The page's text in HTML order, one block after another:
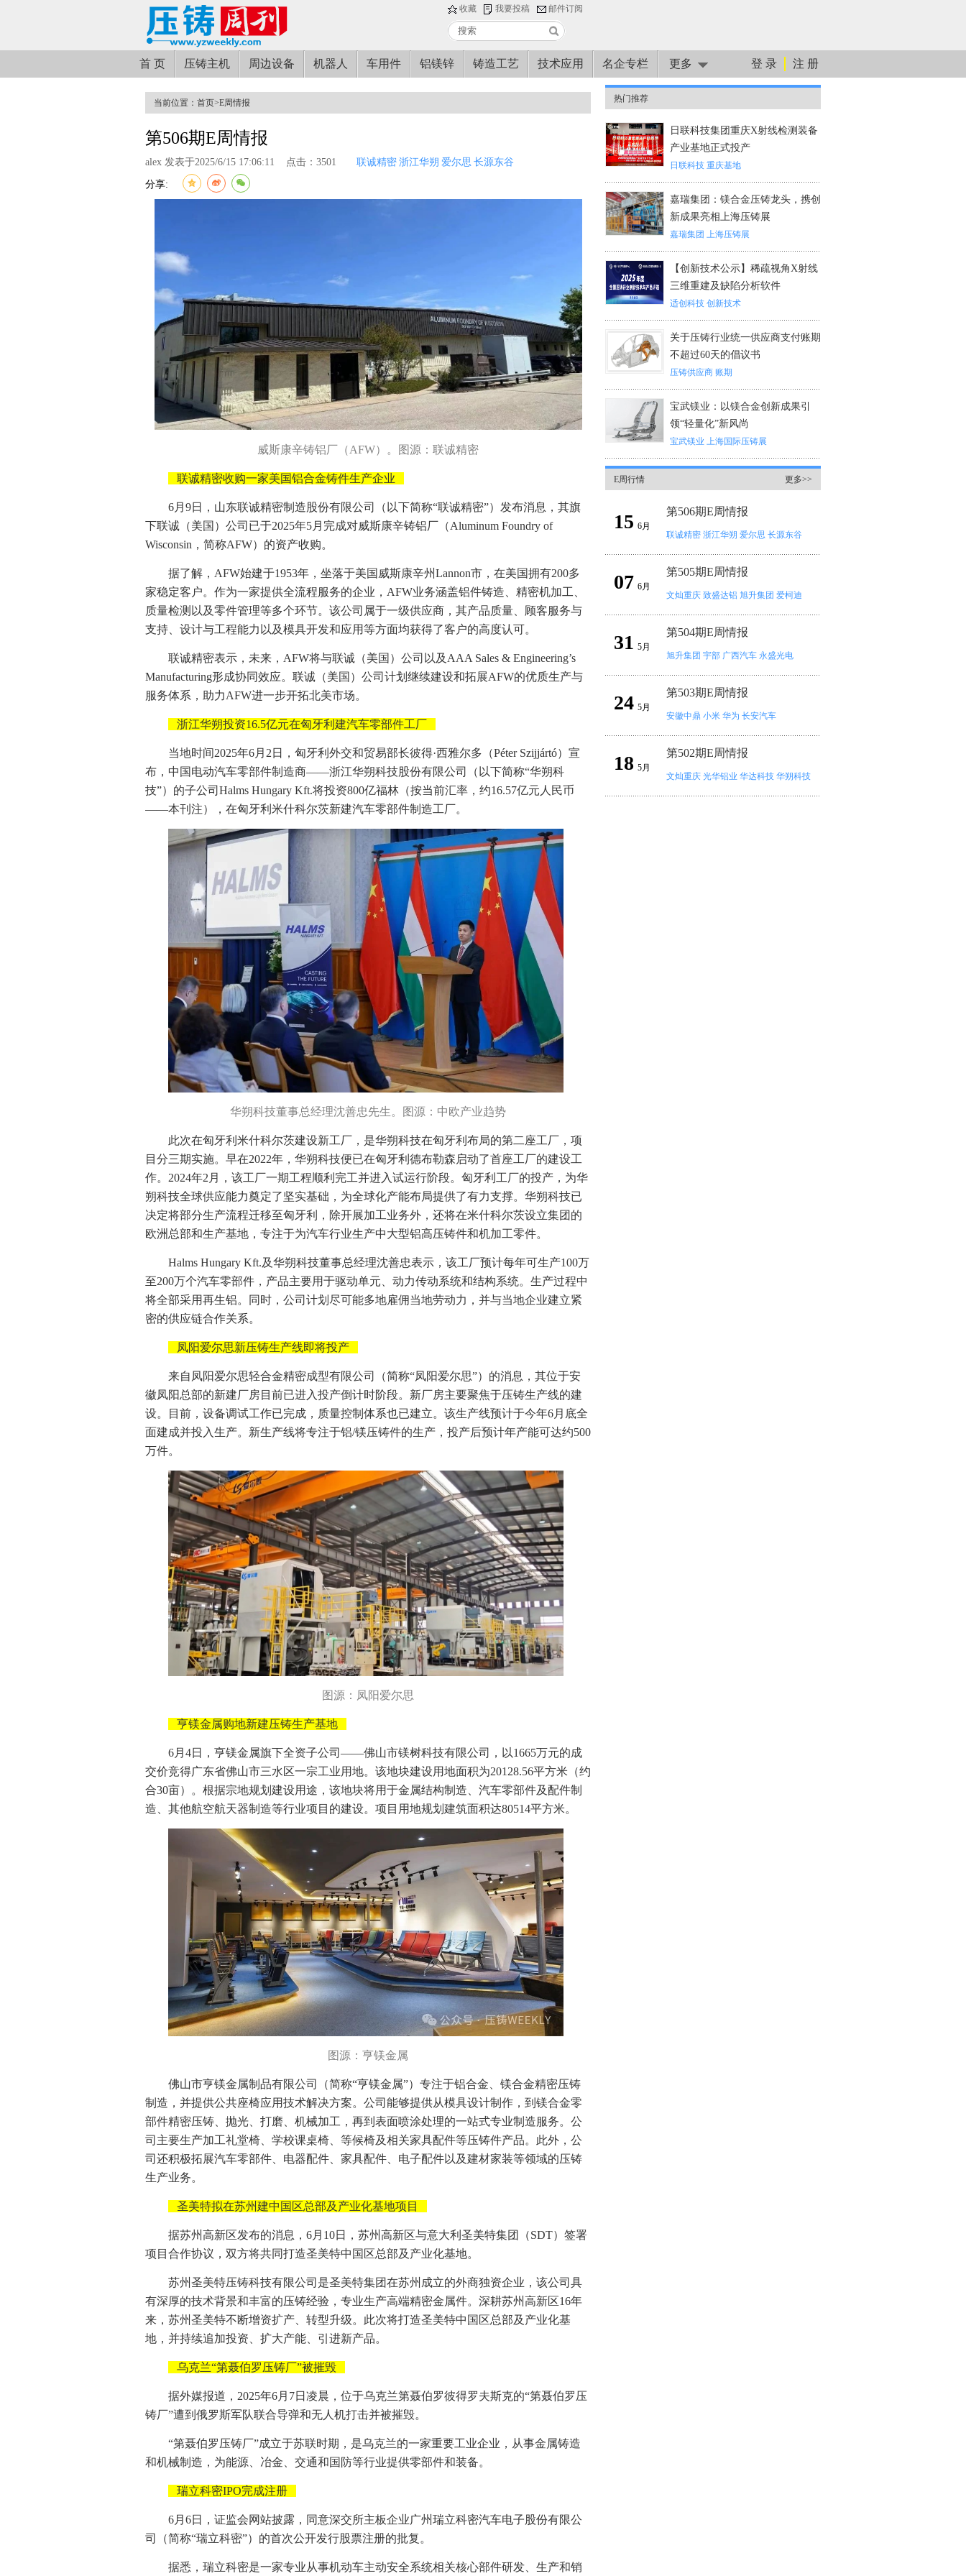
收藏 我要投稿 邮件订阅
首 页 压铸主机 周边设备 机器人 车用件 铝镁锌 铸造工艺 技术应用 名企专栏 更多 登 录 注 册
当前位置： 首页>E周情报
第506期E周情报
alex 发表于2025/6/15 17:06:11 点击：3501 联诚精密 浙江华朔 爱尔思 长源东谷
分享:
威斯康辛铸铝厂（AFW）。图源：联诚精密
联诚精密收购一家美国铝合金铸件生产企业
6月9日，山东联诚精密制造股份有限公司（以下简称“联诚精密”）发布消息，其旗
下联诚（美国）公司已于2025年5月完成对威斯康辛铸铝厂（Aluminum Foundry of
Wisconsin，简称AFW）的资产收购。
据了解，AFW始建于1953年，坐落于美国威斯康辛州Lannon市，在美国拥有200多
家稳定客户。作为一家提供全流程服务的企业，AFW业务涵盖铝件铸造、精密机加工、
质量检测以及零件管理等多个环节。该公司属于一级供应商，其产品质量、顾客服务与
支持、设计与工程能力以及模具开发和应用等方面均获得了客户的高度认可。
联诚精密表示，未来，AFW将与联诚（美国）公司以及AAA Sales & Engineering’s
Manufacturing形成协同效应。联诚（美国）公司计划继续建设和拓展AFW的优质生产与
服务体系，助力AFW进一步开拓北美市场。
浙江华朔投资16.5亿元在匈牙利建汽车零部件工厂
当地时间2025年6月2日，匈牙利外交和贸易部长彼得·西雅尔多（Péter Szijjártó）宣
布，中国电动汽车零部件制造商——浙江华朔科技股份有限公司（以下简称“华朔科
技”）的子公司Halms Hungary Kft.将投资800亿福林（按当前汇率，约16.57亿元人民币
——本刊注），在匈牙利米什科尔茨新建汽车零部件制造工厂。
华朔科技董事总经理沈善忠先生。图源：中欧产业趋势
此次在匈牙利米什科尔茨建设新工厂，是华朔科技在匈牙利布局的第二座工厂，项
目分三期实施。早在2022年，华朔科技便已在匈牙利德布勒森启动了首座工厂的建设工
作。2024年2月，该工厂一期工程顺利完工并进入试运行阶段。匈牙利工厂的投产，为华
朔科技全球供应能力奠定了坚实基础，为全球化产能布局提供了有力支撑。华朔科技已
决定将部分生产流程迁移至匈牙利，除开展加工业务外，还将在米什科尔茨设立集团的
欧洲总部和生产基地，专注于为汽车行业生产中大型铝高压铸件和机加工零件。
Halms Hungary Kft.及华朔科技董事总经理沈善忠表示，该工厂预计每年可生产100万
至200万个汽车零部件，产品主要用于驱动单元、动力传动系统和结构系统。生产过程中
将全部采用再生铝。同时，公司计划尽可能多地雇佣当地劳动力，并与当地企业建立紧
密的供应链合作关系。
凤阳爱尔思新压铸生产线即将投产
来自凤阳爱尔思轻合金精密成型有限公司（简称“凤阳爱尔思”）的消息，其位于安
徽凤阳总部的新建厂房目前已进入投产倒计时阶段。新厂房主要聚焦于压铸生产线的建
设。目前，设备调试工作已完成，质量控制体系也已建立。该生产线预计于今年6月底全
面建成并投入生产。新生产线将专注于铝/镁压铸件的生产，投产后预计年产能可达约500
万件。
图源：凤阳爱尔思
亨镁金属购地新建压铸生产基地
6月4日，亨镁金属旗下全资子公司——佛山市镁树科技有限公司，以1665万元的成
交价竞得广东省佛山市三水区一宗工业用地。该地块建设用地面积为20128.56平方米（约
合30亩）。根据宗地规划建设用途，该地块将用于金属结构制造、汽车零部件及配件制
造、其他航空航天器制造等行业项目的建设。项目用地规划建筑面积达80514平方米。
图源：亨镁金属
佛山市亨镁金属制品有限公司（简称“亨镁金属”）专注于铝合金、镁合金精密压铸
制造，并提供公共座椅应用技术解决方案。公司能够提供从模具设计制作，到镁合金零
部件精密压铸、抛光、打磨、机械加工，再到表面喷涂处理的一站式专业制造服务。公
司主要生产加工礼堂椅、学校课桌椅、等候椅及相关家具配件等压铸件产品。此外，公
司还积极拓展汽车零部件、电器配件、家具配件、电子配件以及建材家装等领域的压铸
生产业务。
圣美特拟在苏州建中国区总部及产业化基地项目
据苏州高新区发布的消息，6月10日，苏州高新区与意大利圣美特集团（SDT）签署
项目合作协议，双方将共同打造圣美特中国区总部及产业化基地。
苏州圣美特压铸科技有限公司是圣美特集团在苏州成立的外商独资企业，该公司具
有深厚的技术背景和丰富的压铸经验，专业生产高端精密金属件。深耕苏州高新区16年
来，苏州圣美特不断增资扩产、转型升级。此次将打造圣美特中国区总部及产业化基
地，并持续追加投资、扩大产能、引进新产品。
乌克兰“第聂伯罗压铸厂”被摧毁
据外媒报道，2025年6月7日凌晨，位于乌克兰第聂伯罗彼得罗夫斯克的“第聂伯罗压
铸厂”遭到俄罗斯军队联合导弹和无人机打击并被摧毁。
“第聂伯罗压铸厂”成立于苏联时期，是乌克兰的一家重要工业企业，从事金属铸造
和机械制造，为能源、冶金、交通和国防等行业提供零部件和装备。
瑞立科密IPO完成注册
6月6日，证监会网站披露，同意深交所主板企业广州瑞立科密汽车电子股份有限公
司（简称“瑞立科密”）的首次公开发行股票注册的批复。
据悉，瑞立科密是一家专业从事机动车主动安全系统相关核心部件研发、生产和销
热门推荐
日联科技集团重庆X射线检测装备
产业基地正式投产
日联科技 重庆基地
嘉瑞集团：镁合金压铸龙头，携创
新成果亮相上海压铸展
嘉瑞集团 上海压铸展
【创新技术公示】稀疏视角X射线
三维重建及缺陷分析软件
适创科技 创新技术
关于压铸行业统一供应商支付账期
不超过60天的倡议书
压铸供应商 账期
宝武镁业：以镁合金创新成果引
领“轻量化”新风尚
宝武镁业 上海国际压铸展
E周行情 更多>>
15 6月
第506期E周情报
联诚精密 浙江华朔 爱尔思 长源东谷
07 6月
第505期E周情报
文灿重庆 致盛达铝 旭升集团 爱柯迪
31 5月
第504期E周情报
旭升集团 宇部 广西汽车 永盛光电
24 5月
第503期E周情报
安徽中鼎 小米 华为 长安汽车
18 5月
第502期E周情报
文灿重庆 光华铝业 华达科技 华朔科技